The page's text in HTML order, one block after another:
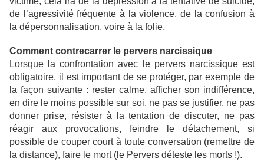
de l’agressivité fréquente à la violence, de la confusion à
la dépersonnalisation, voire à la folie.
Comment contrecarrer le pervers narcissique
Lorsque la confrontation avec le pervers narcissique est
obligatoire, il est important de se protéger, par exemple de
la façon suivante : rester calme, afficher son indifférence,
en dire le moins possible sur soi, ne pas se justifier, ne pas
donner prise, résister à la tentation de discuter, ne pas
réagir aux provocations, feindre le détachement, si
possible de couper court à toute conversation (remettre de
la distance), faire le mort (le Pervers déteste les morts !).